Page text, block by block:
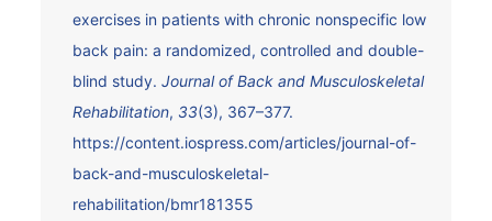
exercises in patients with chronic nonspecific low
back pain: a randomized, controlled and double-
blind study. Journal of Back and Musculoskeletal
Rehabilitation, 33(3), 367–377.
https://content.iospress.com/articles/journal-of-
back-and-musculoskeletal-
rehabilitation/bmr181355